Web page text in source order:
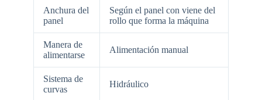
Anchura del
panel
Según el panel con viene del
rollo que forma la máquina
Manera de
alimentarse
Alimentación manual
Sistema de
curvas
Hidráulico